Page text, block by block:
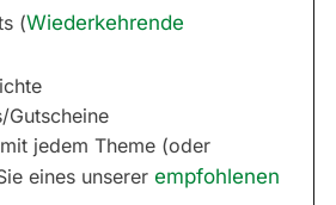
(Wiederkehrende
Gutscheine
jedem Theme (oder
eines unserer empfohlenen